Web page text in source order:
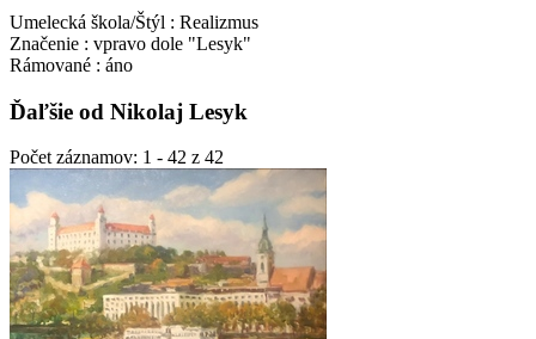
Umelecká škola/Štýl : Realizmus
Značenie : vpravo dole "Lesyk"
Rámované : áno
Ďaľšie od Nikolaj Lesyk
Počet záznamov: 1 - 42 z 42